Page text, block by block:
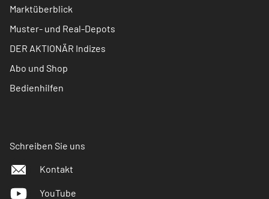
Marktüberblick
Muster- und Real-Depots
DER AKTIONÄR Indizes
Abo und Shop
Bedienhilfen
Schreiben Sie uns
Kontakt
YouTube